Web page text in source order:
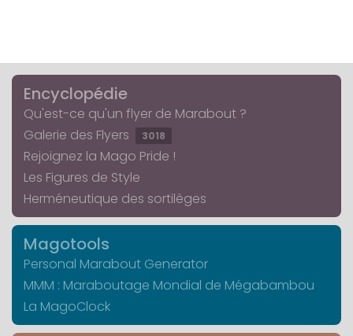
Encyclopédie
Qu'est-ce qu'un flyer de Marabout ?
Galerie des Flyers
3018
Rejoignez la Mago Pride !
Les Figures de Style
Herméneutique des sortilèges
Magotools
Personal Marabout Generator
MMM : Maraboutage Mondial de Mégabambou
La MagoClock